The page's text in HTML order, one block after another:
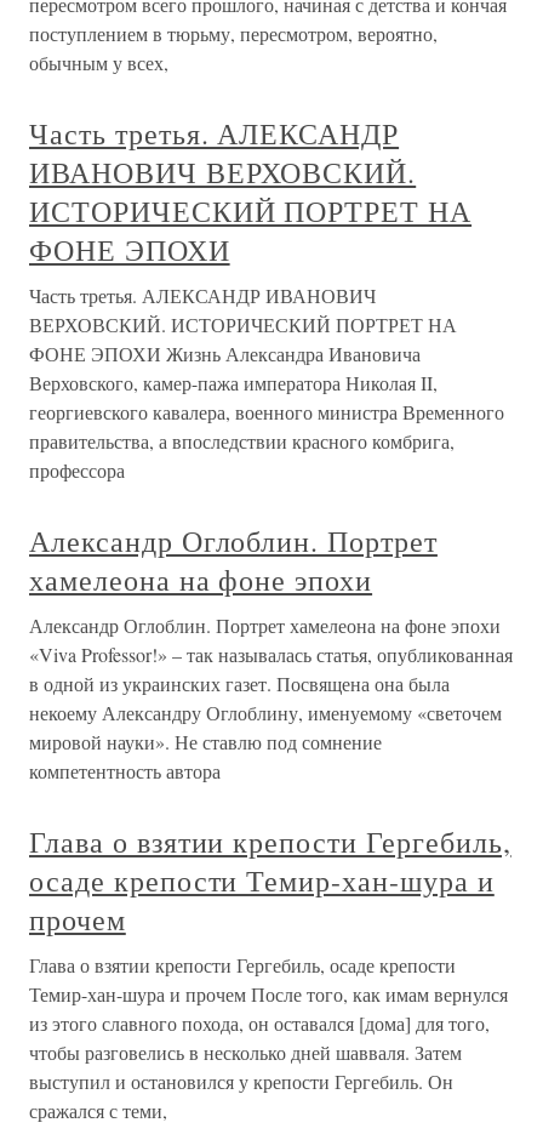
поступлением в тюрьму, пересмотром, вероятно,
обычным у всех,
Часть третья. АЛЕКСАНДР
ИВАНОВИЧ ВЕРХОВСКИЙ.
ИСТОРИЧЕСКИЙ ПОРТРЕТ НА
ФОНЕ ЭПОХИ
Часть третья. АЛЕКСАНДР ИВАНОВИЧ
ВЕРХОВСКИЙ. ИСТОРИЧЕСКИЙ ПОРТРЕТ НА
ФОНЕ ЭПОХИ Жизнь Александра Ивановича
Верховского, камер-пажа императора Николая II,
георгиевского кавалера, военного министра Временного
правительства, а впоследствии красного комбрига,
профессора
Александр Оглоблин. Портрет
хамелеона на фоне эпохи
Александр Оглоблин. Портрет хамелеона на фоне эпохи
«Viva Professor!» – так называлась статья, опубликованная
в одной из украинских газет. Посвящена она была
некоему Александру Оглоблину, именуемому «светочем
мировой науки». Не ставлю под сомнение
компетентность автора
Глава о взятии крепости Гергебиль,
осаде крепости Темир-хан-шура и
прочем
Глава о взятии крепости Гергебиль, осаде крепости
Темир-хан-шура и прочем После того, как имам вернулся
из этого славного похода, он оставался [дома] для того,
чтобы разговелись в несколько дней шавваля. Затем
выступил и остановился у крепости Гергебиль. Он
сражался с теми,